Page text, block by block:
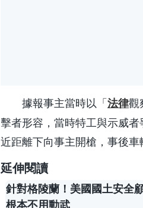
據報事主當時以「法律觀
擊者形容，當時特工與示威
近距離下向事主開槍，事後
延伸閱讀
針對格陵蘭！美國國土安全
根本不用動武